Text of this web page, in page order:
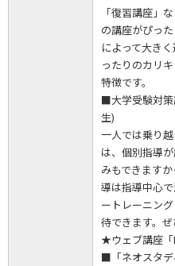
「復習講座」
の講座がぴっ
によって大き
ったりのカリ
特徴です。
■大学受験対策
生)
一人では乗り
は、個別指導
みもできます
導は指導中心
ートレーニン
待できます。ぜ
★ウェブ講座「
■「ネオスタデ